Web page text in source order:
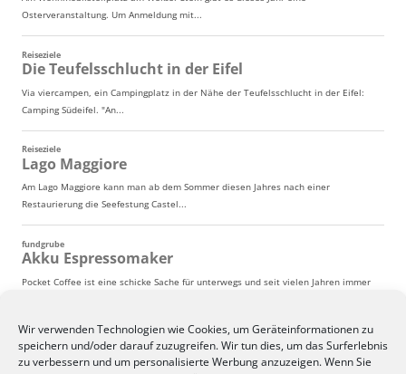
Wir verwenden Technologien wie Cookies, um Geräteinformationen zu
speichern und/oder darauf zuzugreifen. Wir tun dies, um das Surferlebnis
zu verbessern und um personalisierte Werbung anzuzeigen. Wenn Sie